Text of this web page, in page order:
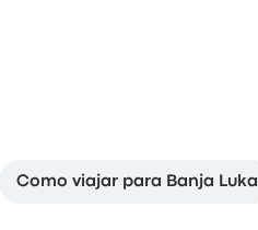
Como viajar para Banja Luka